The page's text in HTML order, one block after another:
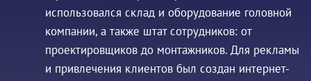
использовался склад и оборудование головной
компании, а также штат сотрудников: от
проектировщиков до монтажников. Для рекламы
и привлечения клиентов был создан интернет-